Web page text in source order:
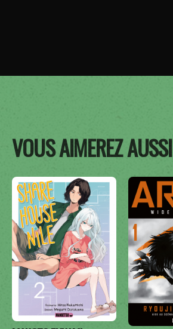
VOUS AIMEREZ AUSSI